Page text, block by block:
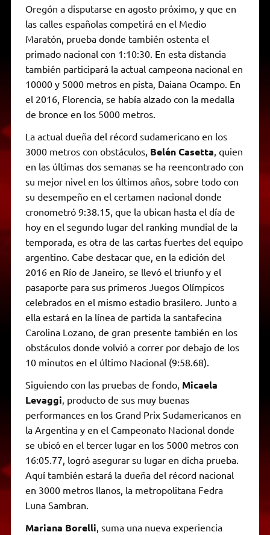
Oregón a disputarse en agosto próximo, y que en
las calles españolas competirá en el Medio
Maratón, prueba donde también ostenta el
primado nacional con 1:10:30. En esta distancia
también participará la actual campeona nacional en
10000 y 5000 metros en pista, Daiana Ocampo. En
el 2016, Florencia, se había alzado con la medalla
de bronce en los 5000 metros.
La actual dueña del récord sudamericano en los
3000 metros con obstáculos, Belén Casetta , quien
en las últimas dos semanas se ha reencontrado con
su mejor nivel en los últimos años, sobre todo con
su desempeño en el certamen nacional donde
cronometró 9:38.15, que la ubican hasta el día de
hoy en el segundo lugar del ranking mundial de la
temporada, es otra de las cartas fuertes del equipo
argentino. Cabe destacar que, en la edición del
2016 en Río de Janeiro, se llevó el triunfo y el
pasaporte para sus primeros Juegos Olímpicos
celebrados en el mismo estadio brasilero. Junto a
ella estará en la línea de partida la santafecina
Carolina Lozano, de gran presente también en los
obstáculos donde volvió a correr por debajo de los
10 minutos en el último Nacional (9:58.68).
Siguiendo con las pruebas de fondo, Micaela
Levaggi , producto de sus muy buenas
performances en los Grand Prix Sudamericanos en
la Argentina y en el Campeonato Nacional donde
se ubicó en el tercer lugar en los 5000 metros con
16:05.77, logró asegurar su lugar en dicha prueba.
Aquí también estará la dueña del récord nacional
en 3000 metros llanos, la metropolitana Fedra
Luna Sambran.
Mariana Borelli , suma una nueva experiencia